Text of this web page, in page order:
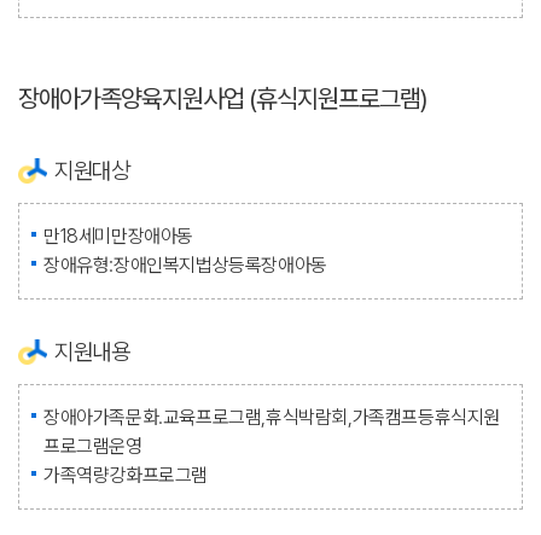
장애아가족양육지원사업 (휴식지원프로그램)
지원대상
만18세미만장애아동
장애유형:장애인복지법상등록장애아동
지원내용
장애아가족문화.교육프로그램,휴식박람회,가족캠프등휴식지원
프로그램운영
가족역량강화프로그램